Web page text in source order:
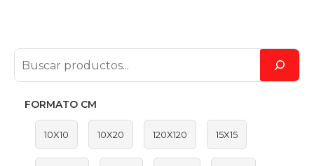
FORMATO CM
10X10 10X20 120X120 15X15